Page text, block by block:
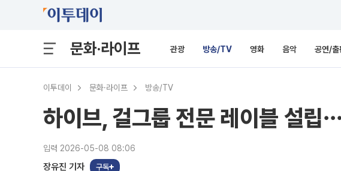
문화·라이프 관광 방송/TV 영화 음악 공연/출
이투데이 문화·라이프 방송/TV
하이브, 걸그룹 전문 레이블 설립
입력 2026-05-08 08:06
장유진 기자 구독